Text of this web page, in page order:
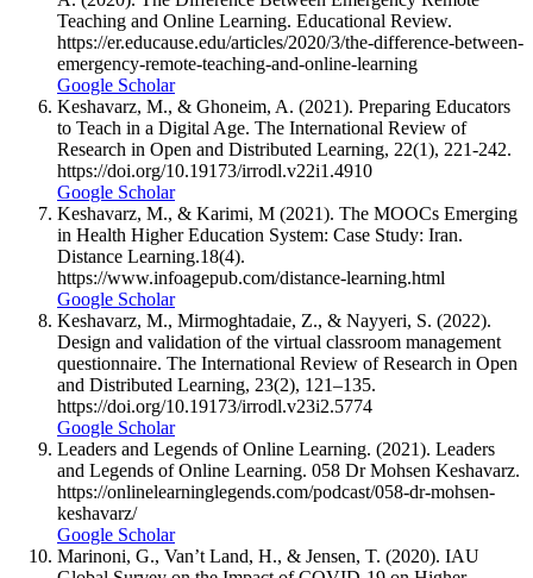
Teaching and Online Learning. Educational Review.
https://er.educause.edu/articles/2020/3/the-difference-between-
emergency-remote-teaching-and-online-learning
Google Scholar
Keshavarz, M., & Ghoneim, A. (2021). Preparing Educators
to Teach in a Digital Age. The International Review of
Research in Open and Distributed Learning, 22(1), 221-242.
https://doi.org/10.19173/irrodl.v22i1.4910
Google Scholar
Keshavarz, M., & Karimi, M (2021). The MOOCs Emerging
in Health Higher Education System: Case Study: Iran.
Distance Learning.18(4).
https://www.infoagepub.com/distance-learning.html
Google Scholar
Keshavarz, M., Mirmoghtadaie, Z., & Nayyeri, S. (2022).
Design and validation of the virtual classroom management
questionnaire. The International Review of Research in Open
and Distributed Learning, 23(2), 121–135.
https://doi.org/10.19173/irrodl.v23i2.5774
Google Scholar
Leaders and Legends of Online Learning. (2021). Leaders
and Legends of Online Learning. 058 Dr Mohsen Keshavarz.
https://onlinelearninglegends.com/podcast/058-dr-mohsen-
keshavarz/
Google Scholar
Marinoni, G., Van’t Land, H., & Jensen, T. (2020). IAU